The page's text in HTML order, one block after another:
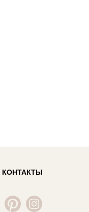
КОНТАКТЫ